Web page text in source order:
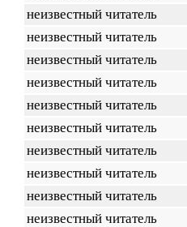
неизвестный читатель
неизвестный читатель
неизвестный читатель
неизвестный читатель
неизвестный читатель
неизвестный читатель
неизвестный читатель
неизвестный читатель
неизвестный читатель
неизвестный читатель